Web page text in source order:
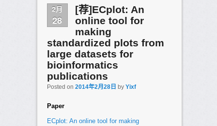
2月
28
[荐]ECplot: An
online tool for
making
standardized plots from
large datasets for
bioinformatics
publications
Posted on 2014年2月28日 by Yixf
Paper
ECplot: An online tool for making